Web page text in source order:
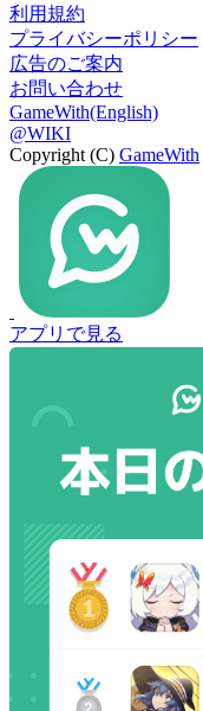
利用規約
プライバシーポリシー
広告のご案内
お問い合わせ
GameWith(English)
@WIKI
Copyright (C) GameWith
アプリで見る